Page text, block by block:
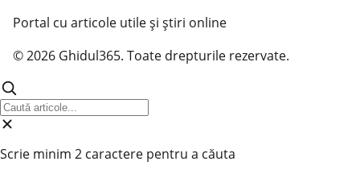
Portal cu articole utile și știri online
© 2026 Ghidul365. Toate drepturile rezervate.
Scrie minim 2 caractere pentru a căuta